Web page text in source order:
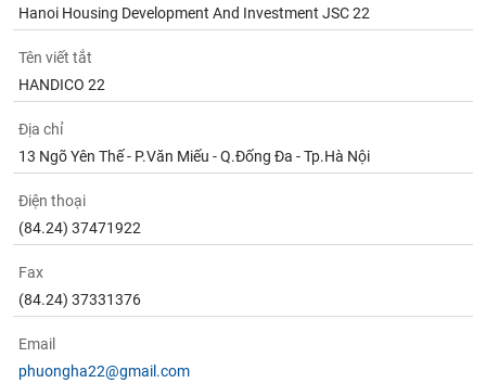
Hanoi Housing Development And Investment JSC 22
Tên viết tắt
HANDICO 22
Địa chỉ
13 Ngõ Yên Thế - P.Văn Miếu - Q.Đống Đa - Tp.Hà Nội
Điện thoại
(84.24) 37471922
Fax
(84.24) 37331376
Email
phuongha22@gmail.com